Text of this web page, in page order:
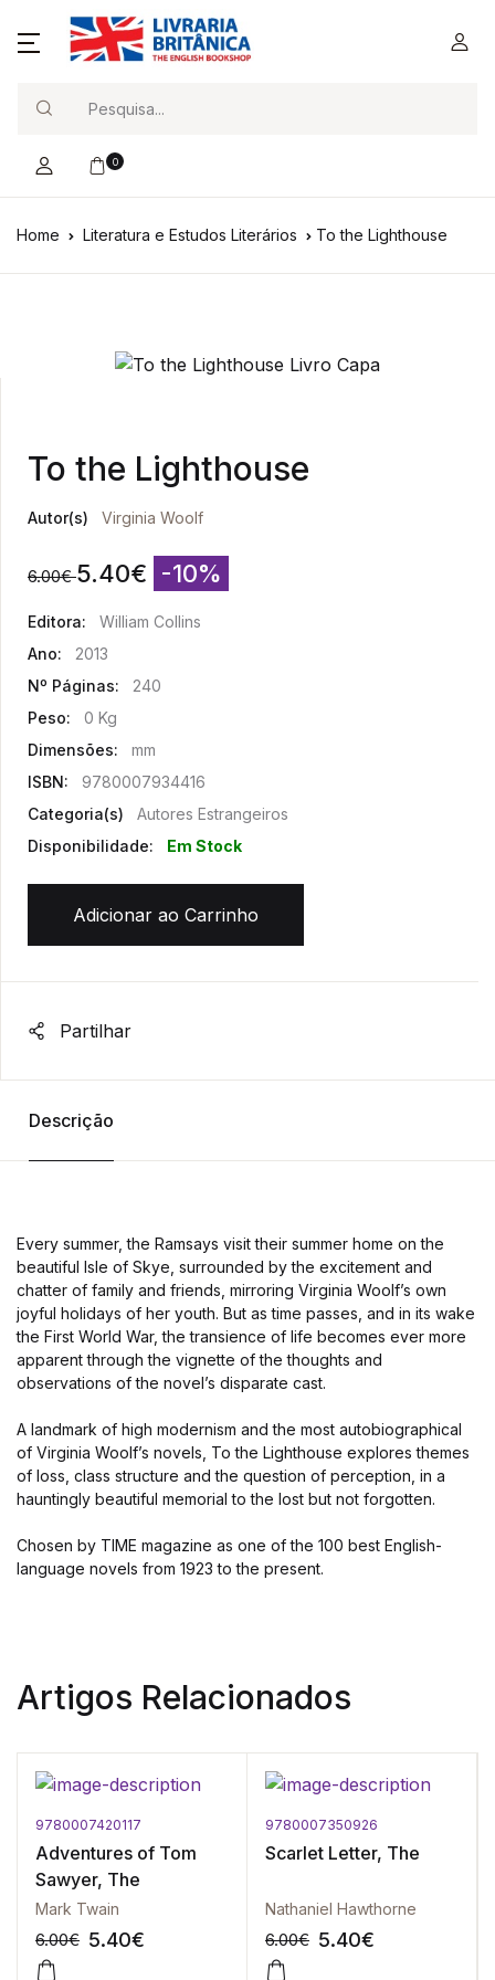
0
Home Literatura e Estudos Literários To the Lighthouse
To the Lighthouse
Autor(s) Virginia Woolf
6.00€ 5.40€ -10%
Editora:
William Collins
Ano:
2013
Nº Páginas:
240
Peso:
0 Kg
Dimensões:
mm
ISBN:
9780007934416
Categoria(s)
Autores Estrangeiros
Disponibilidade:
Em Stock
Adicionar ao Carrinho
Partilhar
Descrição
Every summer, the Ramsays visit their summer home on the
beautiful Isle of Skye, surrounded by the excitement and
chatter of family and friends, mirroring Virginia Woolf’s own
joyful holidays of her youth. But as time passes, and in its wake
the First World War, the transience of life becomes ever more
apparent through the vignette of the thoughts and
observations of the novel’s disparate cast.
A landmark of high modernism and the most autobiographical
of Virginia Woolf’s novels, To the Lighthouse explores themes
of loss, class structure and the question of perception, in a
hauntingly beautiful memorial to the lost but not forgotten.
Chosen by TIME magazine as one of the 100 best English-
language novels from 1923 to the present.
Artigos Relacionados
9780007420117
Adventures of Tom
Sawyer, The
Mark Twain
6.00€ 5.40€
9780007350926
Scarlet Letter, The
Nathaniel Hawthorne
6.00€ 5.40€